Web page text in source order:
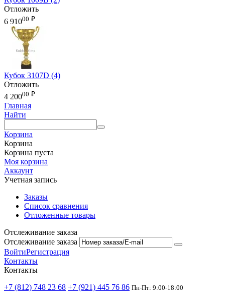
Отложить
6 91000 ₽
Кубок 3107D (4)
Отложить
4 20000 ₽
Главная
Найти
Корзина
Корзина
Корзина пуста
Моя корзина
Аккаунт
Учетная запись
Заказы
Список сравнения
Отложенные товары
Отслеживание заказа
Отслеживание заказа
ВойтиРегистрация
Контакты
Контакты
+7 (812) 748 23 68 +7 (921) 445 76 86 Пн-Пт: 9:00-18:00